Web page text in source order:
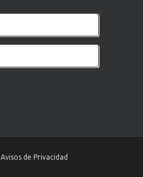
Avisos de Privacidad